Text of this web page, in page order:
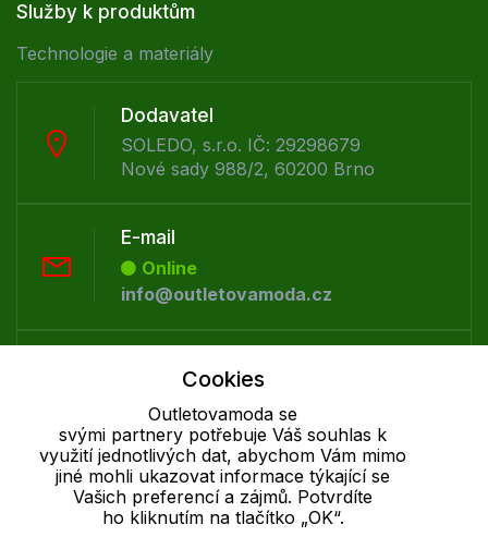
Služby k produktům
Technologie a materiály
Dodavatel
SOLEDO, s.r.o. IČ: 29298679
Nové sady 988/2, 60200 Brno
E-mail
Online
info@outletovamoda.cz
Offline
+420 530 334 926
Cookie - podrobné nastavení|Další informace|Ochrana osobních
Cookies
Outletovamoda se
svými partnery potřebuje Váš souhlas k
využití jednotlivých dat, abychom Vám mimo
jiné mohli ukazovat informace týkající se
Vašich preferencí a zájmů. Potvrdíte
ho kliknutím na tlačítko „OK“.